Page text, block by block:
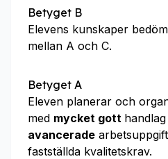
Betyget B
Elevens kunskaper
mellan A och C.
Betyget A
Eleven planerar och
med mycket gott
avancerade
fastställda kvalitetskrav.